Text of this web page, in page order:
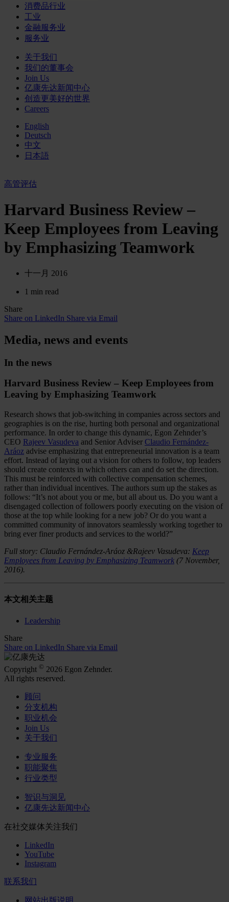
消费品行业
工业
金融服务业
服务业
关于我们
我们的董事会
Join Us
亿康先达新闻中心
创造更美好的世界
Careers
English
Deutsch
中文
日本語
高管评估
Harvard Business Review –
Keep Employees from Leaving
by Emphasizing Teamwork
十一月 2016
1 min read
Share
Share on LinkedIn Share via Email
Media, news and events
In the news
Harvard Business Review – Keep Employees from
Leaving by Emphasizing Teamwork
Research shows that job-switching in companies across sectors and
geographies is on the rise, hurting both personal and organizational
performance. In order to change this dynamic, Egon Zehnder’s
CEO Rajeev Vasudeva and Senior Adviser Claudio Fernández-
Aráoz advise emphasizing that entrepreneurial innovation is a team
effort. Instead of laying out a vision for others to follow, top leaders
should create contexts in which others can and do set the direction.
This must be reinforced with collective compensation schemes,
rather than individual incentives. The authors sum up the stakes as
follows: “It’s not about you or me, but all about us. Do you want a
disengaged collection of followers poorly executing on the vision of
those at the top while looking for a new job? Or do you want a
committed community of innovators seamlessly working together to
bring ever finer products and services to the world?”
Full story: Claudio Fernández-Aráoz &Rajeev Vasudeva: Keep
Employees from Leaving by Emphasizing Teamwork (7 November,
2016).
本文相关主题
Leadership
Share
Share on LinkedIn Share via Email
Copyright © 2026 Egon Zehnder.
All rights reserved.
顾问
分支机构
职业机会
Join Us
关于我们
专业服务
职能聚焦
行业类型
智识与洞见
亿康先达新闻中心
在社交媒体关注我们
LinkedIn
YouTube
Instagram
联系我们
网站出版说明